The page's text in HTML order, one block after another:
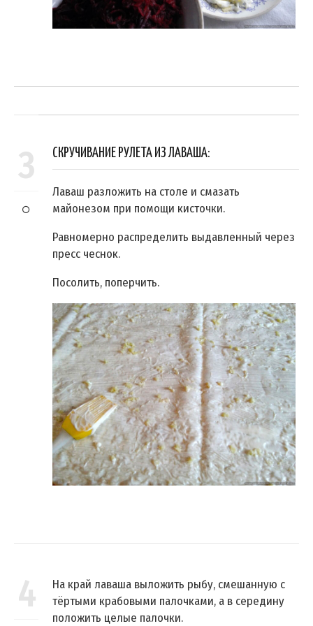
3 СКРУЧИВАНИЕ РУЛЕТА ИЗ ЛАВАША:
Лаваш разложить на столе и смазать
майонезом при помощи кисточки.
Равномерно распределить выдавленный через
пресс чеснок.
Посолить, поперчить.
4
На край лаваша выложить рыбу, смешанную с
тёртыми крабовыми палочками, а в середину
положить целые палочки.